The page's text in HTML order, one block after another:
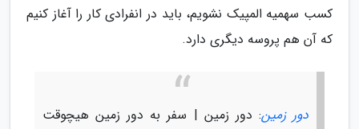
کسب سهمیه المپیک نشویم، باید در انفرادی کار را آغاز کنیم
که آن هم پروسه دیگری دارد.
دور زمین: دور زمین | سفر به دور زمین هیچوقت